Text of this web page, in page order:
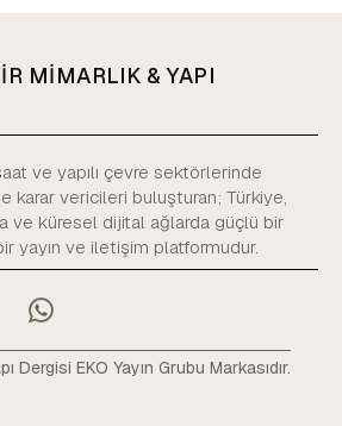
MİMARLIK & YAPI
ve yapılı çevre sektörlerinde
karar vericileri buluşturan; Türkiye,
ve küresel dijital ağlarda güçlü bir
yayın ve iletişim platformudur.
Dergisi EKO Yayın Grubu Markasıdır.